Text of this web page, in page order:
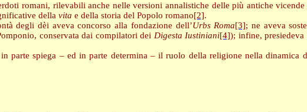
romani, rilevabili anche nelle versioni annalistiche delle più antiche
della vita e della storia del Popolo romano[2].
degli dèi aveva concorso alla fondazione dell’Urbs Roma[3]; ne aveva
conservata dai compilatori dei Digesta Iustiniani[4]); infine, presiedeva
parte spiega – ed in parte determina – il ruolo della religione nella